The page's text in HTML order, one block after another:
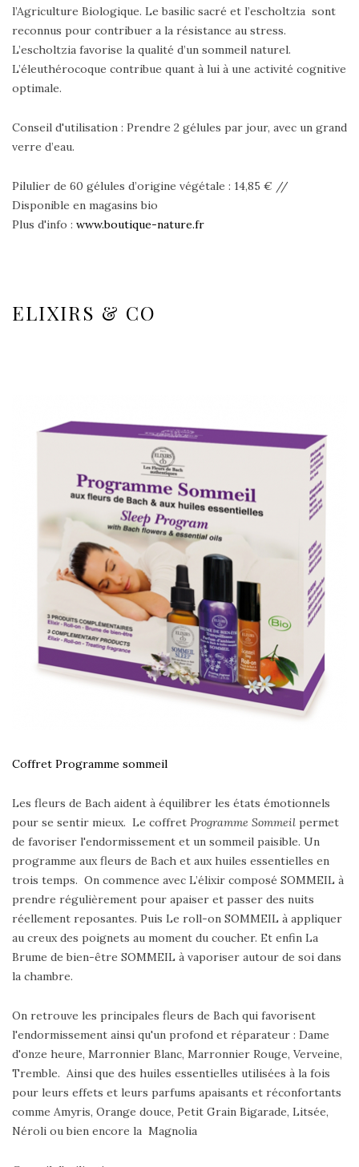
l’Agriculture Biologique. Le basilic sacré et l’escholtzia sont
reconnus pour contribuer a la résistance au stress.
L’escholtzia favorise la qualité d’un sommeil naturel.
L’éleuthérocoque contribue quant à lui à une activité cognitive
optimale.
Conseil d'utilisation : Prendre 2 gélules par jour, avec un grand
verre d’eau.
Pilulier de 60 gélules d’origine végétale : 14,85 € //
Disponible en magasins bio
Plus d'info : www.boutique-nature.fr
ELIXIRS & CO
Coffret Programme sommeil
Les fleurs de Bach aident à équilibrer les états émotionnels
pour se sentir mieux. Le coffret Programme Sommeil permet
de favoriser l'endormissement et un sommeil paisible. Un
programme aux fleurs de Bach et aux huiles essentielles en
trois temps. On commence avec L’élixir composé SOMMEIL à
prendre régulièrement pour apaiser et passer des nuits
réellement reposantes. Puis Le roll-on SOMMEIL à appliquer
au creux des poignets au moment du coucher. Et enfin La
Brume de bien-être SOMMEIL à vaporiser autour de soi dans
la chambre.
On retrouve les principales fleurs de Bach qui favorisent
l'endormissement ainsi qu'un profond et réparateur : Dame
d'onze heure, Marronnier Blanc, Marronnier Rouge, Verveine,
Tremble. Ainsi que des huiles essentielles utilisées à la fois
pour leurs effets et leurs parfums apaisants et réconfortants
comme Amyris, Orange douce, Petit Grain Bigarade, Litsée,
Néroli ou bien encore la Magnolia